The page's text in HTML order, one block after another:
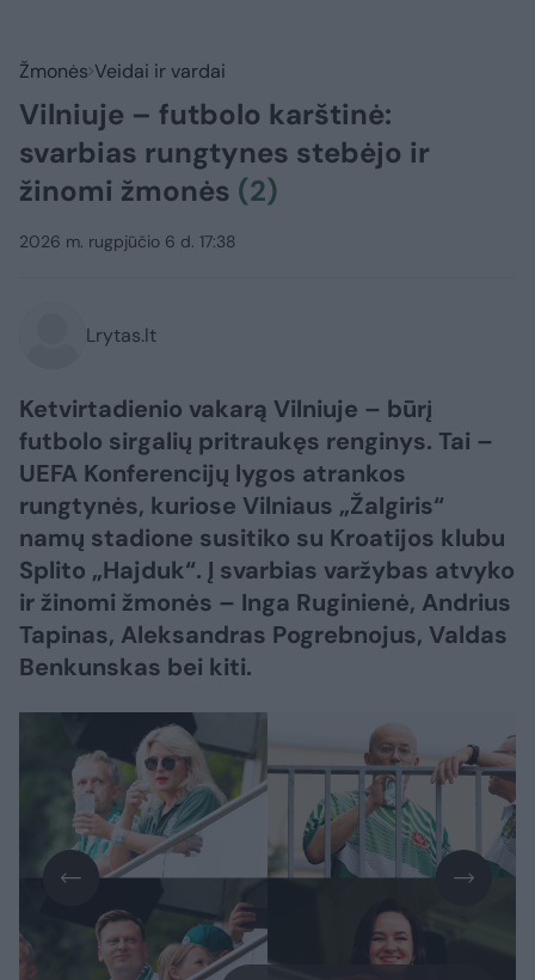
Žmonės Veidai ir vardai
Vilniuje – futbolo karštinė:
svarbias rungtynes stebėjo ir
žinomi žmonės (2)
2026 m. rugpjūčio 6 d. 17:38
Lrytas.lt
Ketvirtadienio vakarą Vilniuje – būrį
futbolo sirgalių pritraukęs renginys. Tai –
UEFA Konferencijų lygos atrankos
rungtynės, kuriose Vilniaus „Žalgiris“
namų stadione susitiko su Kroatijos klubu
Splito „Hajduk“. Į svarbias varžybas atvyko
ir žinomi žmonės – Inga Ruginienė, Andrius
Tapinas, Aleksandras Pogrebnojus, Valdas
Benkunskas bei kiti.